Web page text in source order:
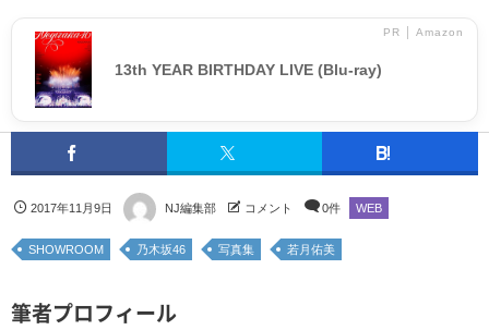
PR │ Amazon
13th YEAR BIRTHDAY LIVE (Blu-ray)
2017年11月9日 NJ編集部 コメント 0件 WEB
SHOWROOM 乃木坂46 写真集 若月佑美
筆者プロフィール